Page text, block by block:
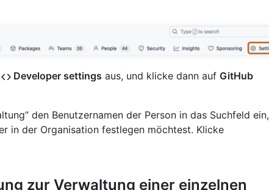
Developer settings aus, und klicke dann auf GitHub
den Benutzernamen der Person in das Suchfeld ein,
in der Organisation festlegen möchtest. Klicke
zur Verwaltung einer einzelnen